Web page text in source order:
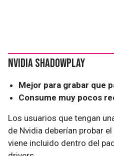
Nvidia Shadowplay
Mejor para grabar que
Consume muy pocos
Los usuarios que tengan
de Nvidia deberían probar el
viene incluido dentro del